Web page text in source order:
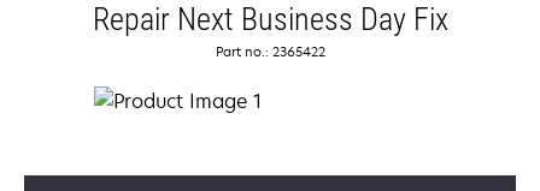
Repair Next Business Day Fix
Part no.: 2365422